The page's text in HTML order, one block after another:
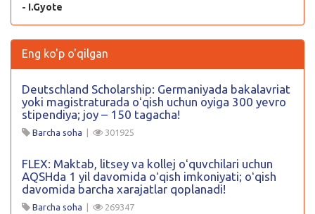
- I.Gyote
Eng ko'p o'qilgan
Deutschland Scholarship: Germaniyada bakalavriat
yoki magistraturada oʻqish uchun oyiga 300 yevro
stipendiya; joy – 150 tagacha!
Barcha soha | 301925
FLEX: Maktab, litsey va kollej oʻquvchilari uchun
AQSHda 1 yil davomida oʻqish imkoniyati; oʻqish
davomida barcha xarajatlar qoplanadi!
Barcha soha | 269347